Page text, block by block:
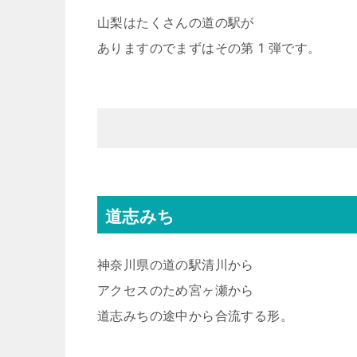
山梨はたくさんの道の駅が
ありますのでまずはその第 1 弾です。
道志みち
神奈川県の道の駅清川から
アクセスのため宮ヶ瀬から
道志みちの途中から合流する形。